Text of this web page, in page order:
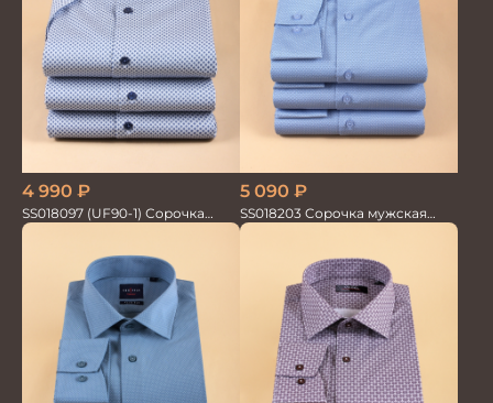
4 990 ₽
SS018097 (UF90-1) Сорочка
мужская GROSTYLE PRIME
5 090 ₽
SS018203 Сорочка мужская
GROSTYLE PRIME